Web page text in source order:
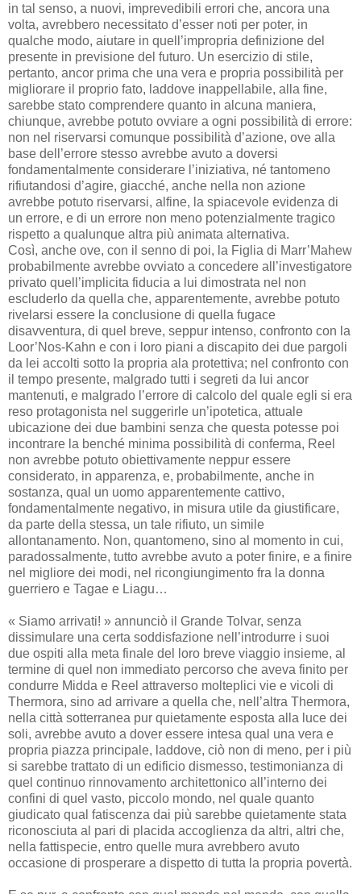
in tal senso, a nuovi, imprevedibili errori che, ancora una
volta, avrebbero necessitato d’esser noti per poter, in
qualche modo, aiutare in quell’impropria definizione del
presente in previsione del futuro. Un esercizio di stile,
pertanto, ancor prima che una vera e propria possibilità per
migliorare il proprio fato, laddove inappellabile, alla fine,
sarebbe stato comprendere quanto in alcuna maniera,
chiunque, avrebbe potuto ovviare a ogni possibilità di errore:
non nel riservarsi comunque possibilità d’azione, ove alla
base dell’errore stesso avrebbe avuto a doversi
fondamentalmente considerare l’iniziativa, né tantomeno
rifiutandosi d’agire, giacché, anche nella non azione
avrebbe potuto riservarsi, alfine, la spiacevole evidenza di
un errore, e di un errore non meno potenzialmente tragico
rispetto a qualunque altra più animata alternativa.
Così, anche ove, con il senno di poi, la Figlia di Marr’Mahew
probabilmente avrebbe ovviato a concedere all’investigatore
privato quell’implicita fiducia a lui dimostrata nel non
escluderlo da quella che, apparentemente, avrebbe potuto
rivelarsi essere la conclusione di quella fugace
disavventura, di quel breve, seppur intenso, confronto con la
Loor’Nos-Kahn e con i loro piani a discapito dei due pargoli
da lei accolti sotto la propria ala protettiva; nel confronto con
il tempo presente, malgrado tutti i segreti da lui ancor
mantenuti, e malgrado l’errore di calcolo del quale egli si era
reso protagonista nel suggerirle un’ipotetica, attuale
ubicazione dei due bambini senza che questa potesse poi
incontrare la benché minima possibilità di conferma, Reel
non avrebbe potuto obiettivamente neppur essere
considerato, in apparenza, e, probabilmente, anche in
sostanza, qual un uomo apparentemente cattivo,
fondamentalmente negativo, in misura utile da giustificare,
da parte della stessa, un tale rifiuto, un simile
allontanamento. Non, quantomeno, sino al momento in cui,
paradossalmente, tutto avrebbe avuto a poter finire, e a finire
nel migliore dei modi, nel ricongiungimento fra la donna
guerriero e Tagae e Liagu…
« Siamo arrivati! » annunciò il Grande Tolvar, senza
dissimulare una certa soddisfazione nell’introdurre i suoi
due ospiti alla meta finale del loro breve viaggio insieme, al
termine di quel non immediato percorso che aveva finito per
condurre Midda e Reel attraverso molteplici vie e vicoli di
Thermora, sino ad arrivare a quella che, nell’altra Thermora,
nella città sotterranea pur quietamente esposta alla luce dei
soli, avrebbe avuto a dover essere intesa qual una vera e
propria piazza principale, laddove, ciò non di meno, per i più
si sarebbe trattato di un edificio dismesso, testimonianza di
quel continuo rinnovamento architettonico all’interno dei
confini di quel vasto, piccolo mondo, nel quale quanto
giudicato qual fatiscenza dai più sarebbe quietamente stata
riconosciuta al pari di placida accoglienza da altri, altri che,
nella fattispecie, entro quelle mura avrebbero avuto
occasione di prosperare a dispetto di tutta la propria povertà.